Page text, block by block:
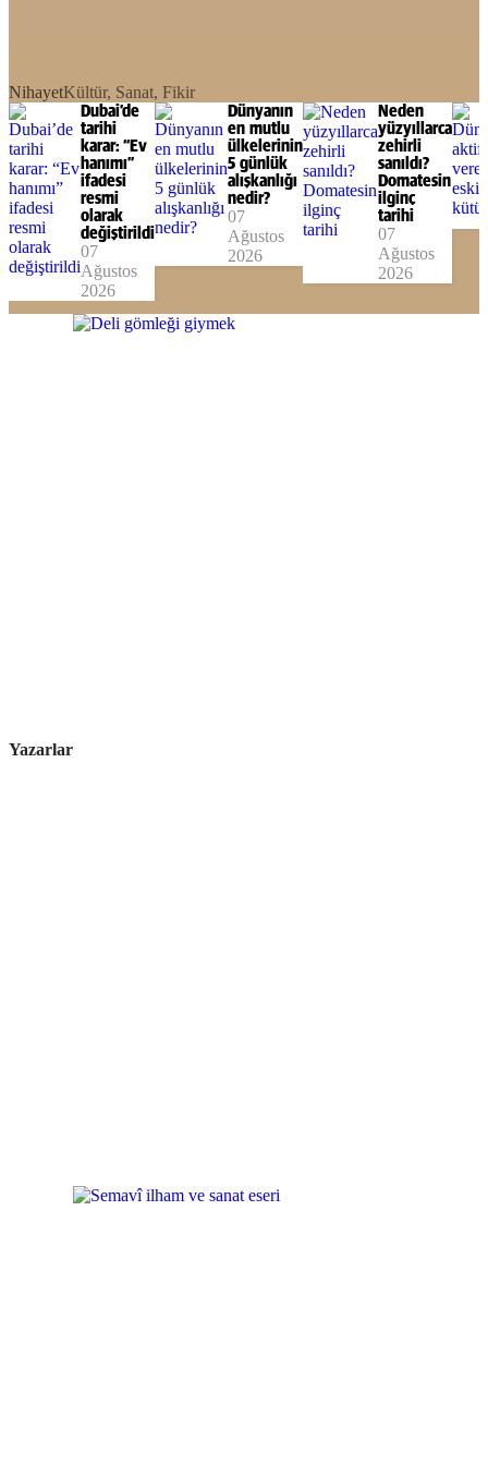
NihayetKültür, Sanat, Fikir
Dubai’de
tarihi
karar: “Ev
hanımı”
ifadesi
resmi
olarak
değiştirildi
07
Ağustos
2026
Dünyanın
en mutlu
ülkelerinin
5 günlük
alışkanlığı
nedir?
07
Ağustos
2026
Neden
yüzyıllarca
zehirli
sanıldı?
Domatesin
ilginç
tarihi
07
Ağustos
2026
Yazarlar